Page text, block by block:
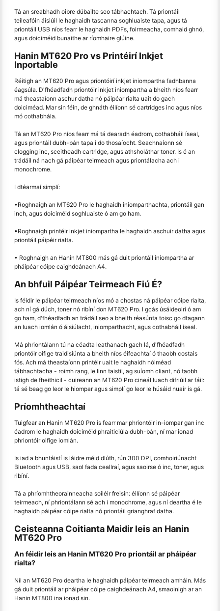
Tá an sreabhadh oibre dúbailte seo tábhachtach. Tá priontáil
teileafóin áisiúil le haghaidh tascanna soghluaiste tapa, agus tá
priontáil USB níos fearr le haghaidh PDFs, foirmeacha, comhaid ghnó,
agus doiciméid bunaithe ar ríomhaire glúine.
Hanin MT620 Pro vs Printéirí Inkjet
Inportable
Réitigh an MT620 Pro agus priontóirí inkjet iniompartha fadhbanna
éagsúla. D'fhéadfadh priontóir inkjet iniompartha a bheith níos fearr
má theastaíonn aschur datha nó páipéar rialta uait do gach
doiciméad. Mar sin féin, de ghnáth éilíonn sé cartridges inc agus níos
mó cothabhála.
Tá an MT620 Pro níos fearr má tá dearadh éadrom, cothabháil íseal,
agus priontáil dubh-bán tapa i do thosaíocht. Seachnaíonn sé
clogging inc, sceitheadh cartridge, agus athsholáthar toner. Is é an
trádáil ná nach gá páipéar teirmeach agus priontálacha ach i
monochrome.
I dtéarmaí simplí:
•Roghnaigh an MT620 Pro le haghaidh iniomparthachta, priontáil gan
inch, agus doiciméid soghluaiste ó am go ham.
•Roghnaigh printéir inkjet iniompartha le haghaidh aschuir datha agus
priontáil páipéir rialta.
• Roghnaigh an Hanin MT800 más gá duit priontáil iniompartha ar
pháipéar cóipe caighdeánach A4.
An bhfuil Páipéar Teirmeach Fiú É?
Is féidir le páipéar teirmeach níos mó a chostas ná páipéar cóipe rialta,
ach ní gá dúch, toner nó ribíní don MT620 Pro. I gcás úsáideoirí ó am
go ham, d'fhéadfadh an trádáil seo a bheith réasúnta toisc go dtagann
an luach iomlán ó áisiúlacht, iniomparthacht, agus cothabháil íseal.
Má phriontálann tú na céadta leathanach gach lá, d'fhéadfadh
priontóir oifige traidisiúnta a bheith níos éifeachtaí ó thaobh costais
fós. Ach má theastaíonn printéir uait le haghaidh nóiméad
tábhachtacha - roimh rang, le linn taistil, ag suíomh cliant, nó taobh
istigh de fheithicil - cuireann an MT620 Pro cineál luach difriúil ar fáil:
tá sé beag go leor le hiompar agus simplí go leor le húsáid nuair is gá.
Príomhtheachtaí
Tuigfear an Hanin MT620 Pro is fearr mar phriontóir in-iompar gan inc
éadrom le haghaidh doiciméid phraiticiúla dubh-bán, ní mar ionad
phriontóir oifige iomlán.
Is iad a bhuntáistí is láidre méid dlúth, rún 300 DPI, comhoiriúnacht
Bluetooth agus USB, saol fada ceallraí, agus saoirse ó inc, toner, agus
ribíní.
Tá a phríomhtheorainneacha soiléir freisin: éilíonn sé páipéar
teirmeach, ní phriontálann sé ach i monochrome, agus ní deartha é le
haghaidh páipéar cóipe rialta nó priontáil grianghraf datha.
Ceisteanna Coitianta Maidir leis an Hanin
MT620 Pro
An féidir leis an Hanin MT620 Pro priontáil ar pháipéar
rialta?
Níl an MT620 Pro deartha le haghaidh páipéar teirmeach amháin. Más
gá duit priontáil ar pháipéar cóipe caighdeánach A4, smaoinigh ar an
Hanin MT800 ina ionad sin.